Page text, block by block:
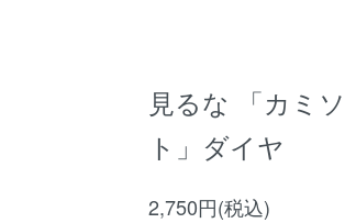
見るな 「カミ
ト」ダイヤ
2,750円(税込)